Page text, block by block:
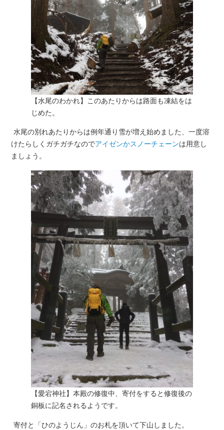
【水尾のわかれ】このあたりからは路面も凍結をは
じめた。
水尾の別れあたりからは例年通り雪が増え始めました、一度溶
けたらしくガチガチなのでアイゼンかスノーチェーンは用意し
ましょう。
【愛宕神社】本殿の修復中、寄付をすると修復後の
銅板に記名されるようです。
寄付と「ひのようじん」のお札を頂いて下山しました。